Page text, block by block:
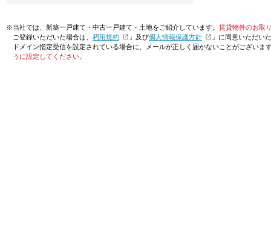
※当社では、新築一戸建て・中古一戸建て・土地をご紹介しています。 賃貸物件のお取
ご登録いただいた場合は、「利用規約 」及び「個人情報保護方針
」に同意いただい
ドメイン指定受信を設定されている場合に、メールが正しく届かないことがございます
うに設定してください。